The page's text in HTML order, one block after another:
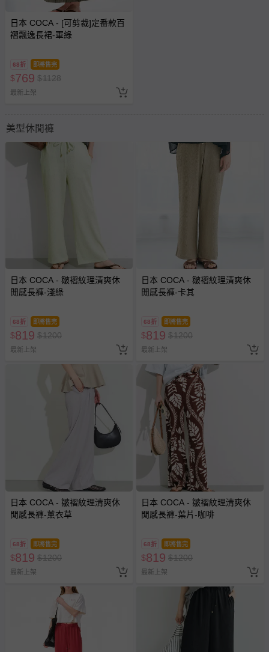
日本 COCA - [可剪裁]定番款百
褶飄逸長裙-軍綠
68折 即將售完
$769 $1128
最新上架
美型休閒褲
日本 COCA - 皺褶紋理清爽休
閒感長褲-淺綠
68折 即將售完
$819 $1200
最新上架
日本 COCA - 皺褶紋理清爽休
閒感長褲-卡其
68折 即將售完
$819 $1200
最新上架
日本 COCA - 皺褶紋理清爽休
閒感長褲-薰衣草
68折 即將售完
$819 $1200
最新上架
日本 COCA - 皺褶紋理清爽休
閒感長褲-葉片-咖啡
68折 即將售完
$819 $1200
最新上架